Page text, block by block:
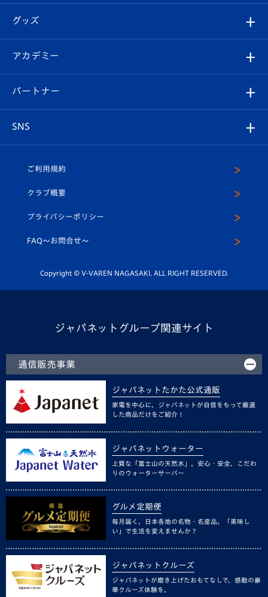
チケット
イベント
メディア
ホームタウン
スタッフプロフィール
マスコット紹介
平和祈念活動
ホームタウン活動
はじめての観戦ガイド
Revive Team
ヴィヴィくんの長崎おもてなしガイド
フォトギャラリー
スタジアムグルメ
チケット
V-LOVERS（ファンクラブ）
プレイヤーズスイート
グッズ
オンラインショップ
店舗情報
アカデミー
育成からのお知らせ
U-18
スクール
パートナー
SNS
ヴィヴィくんインスタグラム
公式LINE＠
ご利用規約
クラブ概要
プライバシーポリシー
FAQ〜お問合せ〜
Copyright © V-VAREN NAGASAKI. ALL RIGHT RESERVED.
ジャパネットグループ関連サイト
通信販売事業
ジャパネットたかた公式通販
家電を中心に、ジャパネットが自信をもって厳選
した商品だけをご紹介！
ジャパネットウォーター
上質な「富士山の天然水」。安心・安全、こだわ
りのウォーターサーバー
グルメ定期便
毎月届く、日本各地の名物・名産品。「美味し
い」で生活を変えませんか？
ジャパネットクルーズ
ジャパネットが磨き上げたおもてなしで、感動の豪
華クルーズ体験を。